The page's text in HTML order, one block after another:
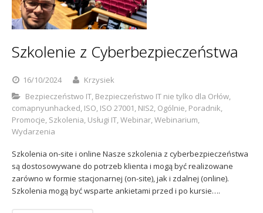
Szkolenie z Cyberbezpieczeństwa
16/10/2024
Krzysiek
Bezpieczeństwo IT, Bezpieczeństwo IT nie tylko dla Orłów,
comapnyunhacked, ISO, ISO 27001, NIS2, Ogólnie, Poradnik,
Promocje, Szkolenia, Usługi IT,Webinar,Webinarium,
Wydarzenia
Szkolenia on-site i online Nasze szkolenia z cyberbezpieczeństwa
są dostosowywane do potrzeb klienta i mogą być realizowane
zarówno w formie stacjonarnej (on-site), jak i zdalnej (online).
Szkolenia mogą być wsparte ankietami przed i po kursie….